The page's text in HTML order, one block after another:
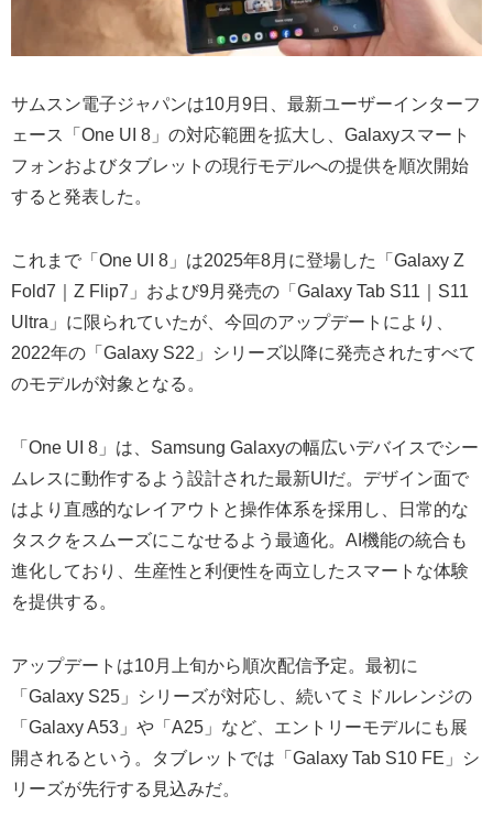
サムスン電子ジャパンは10月9日、最新ユーザーインターフ
ェース「One UI 8」の対応範囲を拡大し、Galaxyスマート
フォンおよびタブレットの現行モデルへの提供を順次開始
すると発表した。
これまで「One UI 8」は2025年8月に登場した「Galaxy Z
Fold7｜Z Flip7」および9月発売の「Galaxy Tab S11｜S11
Ultra」に限られていたが、今回のアップデートにより、
2022年の「Galaxy S22」シリーズ以降に発売されたすべて
のモデルが対象となる。
「One UI 8」は、Samsung Galaxyの幅広いデバイスでシー
ムレスに動作するよう設計された最新UIだ。デザイン面で
はより直感的なレイアウトと操作体系を採用し、日常的な
タスクをスムーズにこなせるよう最適化。AI機能の統合も
進化しており、生産性と利便性を両立したスマートな体験
を提供する。
アップデートは10月上旬から順次配信予定。最初に
「Galaxy S25」シリーズが対応し、続いてミドルレンジの
「Galaxy A53」や「A25」など、エントリーモデルにも展
開されるという。タブレットでは「Galaxy Tab S10 FE」シ
リーズが先行する見込みだ。